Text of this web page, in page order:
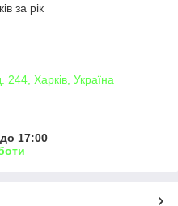
за рік
244, Харків, Україна
17:00